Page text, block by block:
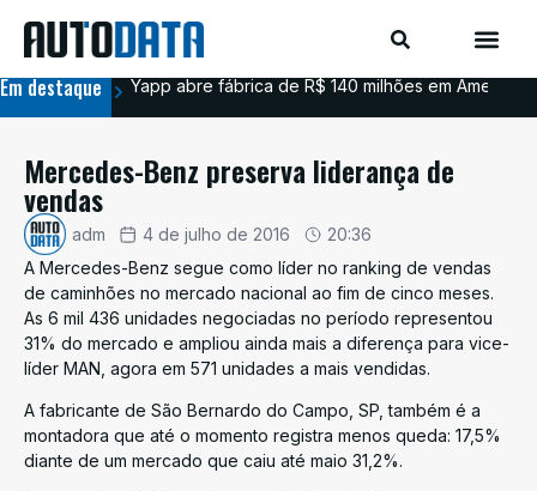
Em destaque Yapp abre fábrica de R$ 140 milhões em
Mercedes-Benz preserva liderança de
vendas
adm 4 de julho de 2016
20:36
A Mercedes-Benz segue como líder no ranking de vendas
de caminhões no mercado nacional ao fim de cinco meses.
As 6 mil 436 unidades negociadas no período representou
31% do mercado e ampliou ainda mais a diferença para vice-
líder MAN, agora em 571 unidades a mais vendidas.
A fabricante de São Bernardo do Campo, SP, também é a
montadora que até o momento registra menos queda: 17,5%
diante de um mercado que caiu até maio 31,2%.